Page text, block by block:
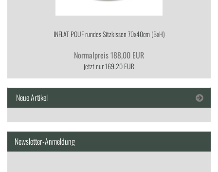
IN­FLAT POUF run­des Sitz­kis­sen 70x40cm (BxH)
Normalpreis 188,00 EUR
jetzt nur 169,20 EUR
Neue Artikel
Newsletter-Anmeldung